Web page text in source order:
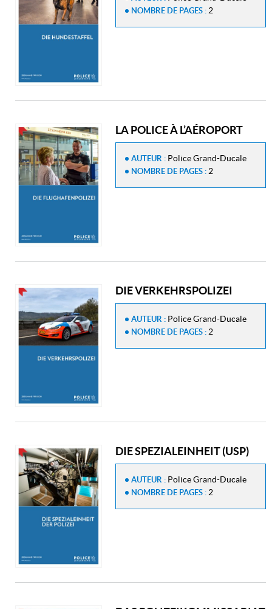
NOMBRE DE PAGES :2
LA POLICE À L’AÉROPORT
AUTEUR : Police Grand-Ducale
NOMBRE DE PAGES :2
DIE VERKEHRSPOLIZEI
AUTEUR : Police Grand-Ducale
NOMBRE DE PAGES :2
DIE SPEZIALEINHEIT (USP)
AUTEUR : Police Grand-Ducale
NOMBRE DE PAGES :2